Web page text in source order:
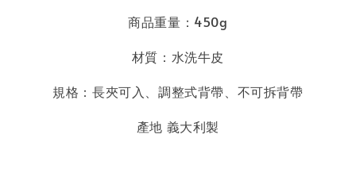
商品重量：450g
材質：水洗牛皮
規格：長夾可入
、調整式背帶、不可拆背帶
產地 義大利製